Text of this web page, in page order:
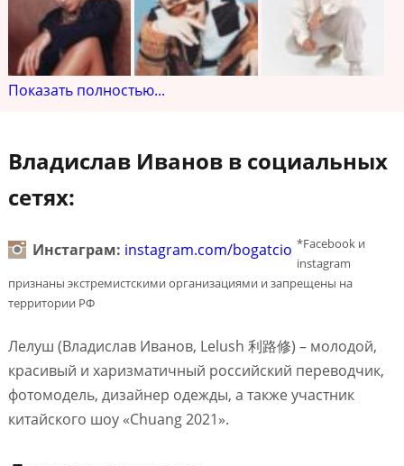
Показать полностью...
Владислав Иванов в социальных
сетях:
Инстаграм: instagram.com/bogatcio *Facebook и
instagram
признаны экстремистскими организациями и запрещены на
территории РФ
Лелуш (Владислав Иванов, Lelush 利路修) – молодой,
красивый и харизматичный российский переводчик,
фотомодель, дизайнер одежды, а также участник
китайского шоу «Chuang 2021».